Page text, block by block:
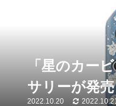
「星のカー
サリーが発
2022.10.20